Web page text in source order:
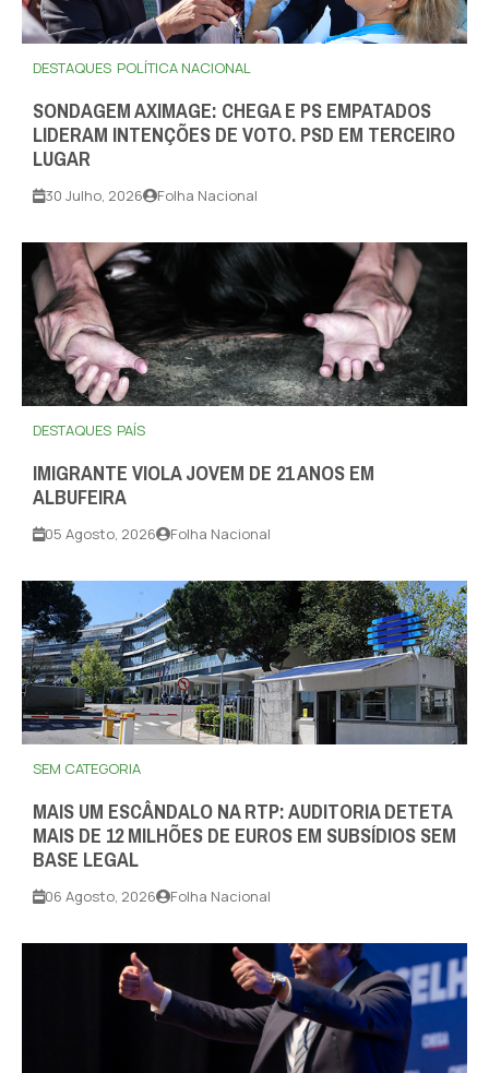
DESTAQUES POLÍTICA NACIONAL
SONDAGEM AXIMAGE: CHEGA E PS EMPATADOS
LIDERAM INTENÇÕES DE VOTO. PSD EM TERCEIRO
LUGAR
30 Julho, 2026 Folha Nacional
DESTAQUES PAÍS
IMIGRANTE VIOLA JOVEM DE 21 ANOS EM
ALBUFEIRA
05 Agosto, 2026 Folha Nacional
SEM CATEGORIA
MAIS UM ESCÂNDALO NA RTP: AUDITORIA DETETA
MAIS DE 12 MILHÕES DE EUROS EM SUBSÍDIOS SEM
BASE LEGAL
06 Agosto, 2026 Folha Nacional